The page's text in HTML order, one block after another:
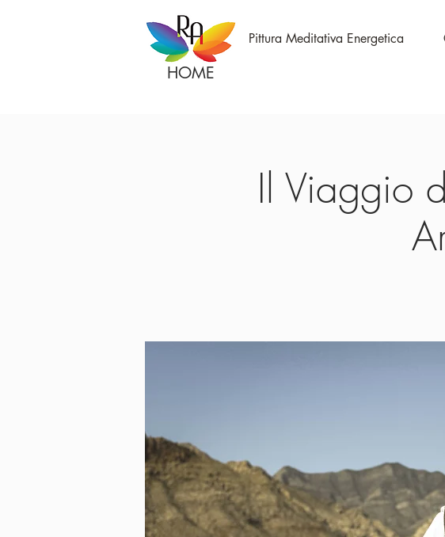
HOME
Pittura Meditativa Energetica
Il Viaggio